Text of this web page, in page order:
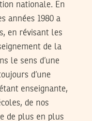
nationale. En
années 1980 a
en révisant les
de la
le sens d’une
d’une
enseignante,
de nos
de plus en plus